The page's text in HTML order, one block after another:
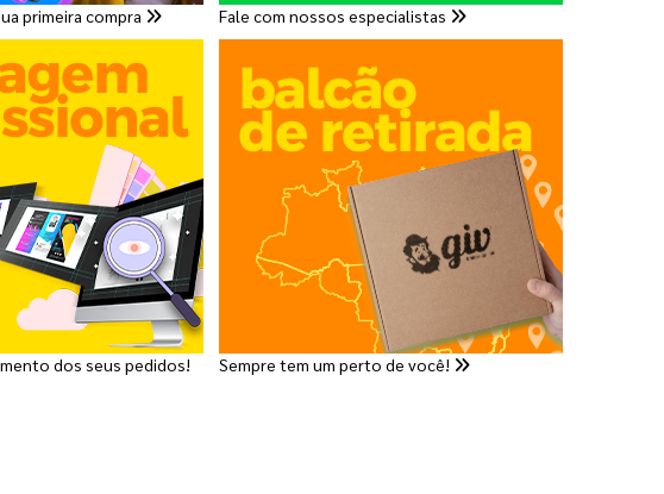
primeira compra
dos seus pedidos!
Fale com nossos especialistas
Sempre tem um perto de você!